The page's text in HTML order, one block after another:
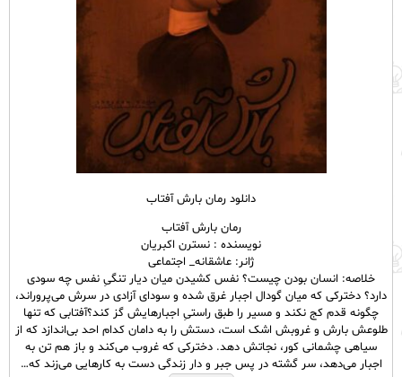
دانلود رمان بارش آفتاب
رمان بارش آفتاب
نویسنده : نسترن اکبریان
ژانر: عاشقانه_ اجتماعی
خلاصه: انسان بودن چیست؟ نفس کشیدن میان دیار تنگیِ نفس چه سودی
دارد؟ دخترکی که میان گودال اجبار غرق شده و سودای آزادی در سرش می‌پروراند،
چگونه قدم کج نکند و مسیر را طبق راستیِ اجبارهایش گز کند؟آفتابی که تنها
طلوعش بارش و غروبش اشک است، دستش را به دامان کدام احد بی‌اندازد که از
سیاهی چشمانی کور، نجاتش دهد. دخترکی که غروب می‌کند و باز هم تن به
اجبار می‌دهد، سر گشته در پس جبر و دار زندگی دست به کارهایی می‌زند که…